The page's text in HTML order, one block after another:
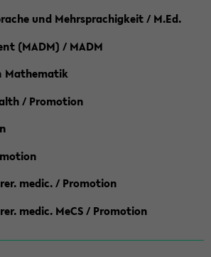
und Mehrsprachigkeit / M.Ed.
(MADM) / MADM
Mathematik
/ Promotion
medic. / Promotion
medic. MeCS / Promotion